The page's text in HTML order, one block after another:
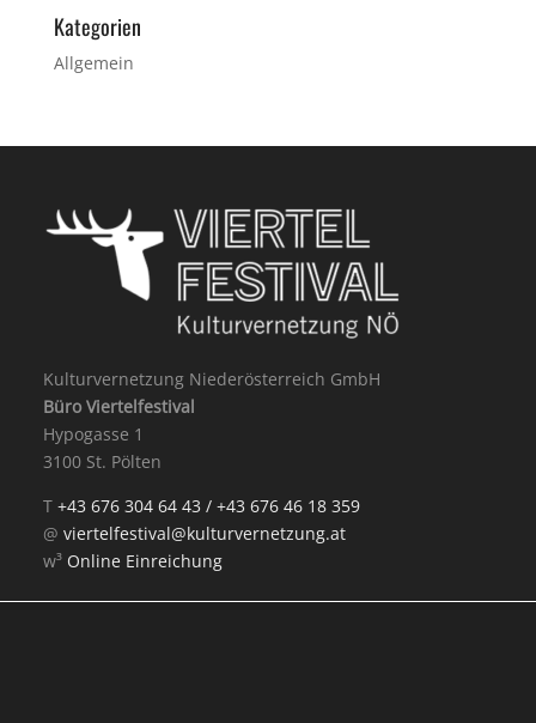
Kategorien
Allgemein
Kulturvernetzung Niederösterreich GmbH
Büro Viertelfestival
Hypogasse 1
3100 St. Pölten
T+43 676 304 64 43 /+43 676 46 18 359
@viertelfestival@kulturvernetzung.at
w³ Online Einreichung